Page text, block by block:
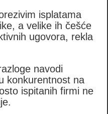
isplatama
a velike ih češće
ugovora, rekla
navodi
konkurentnost na
ispitanih firmi ne